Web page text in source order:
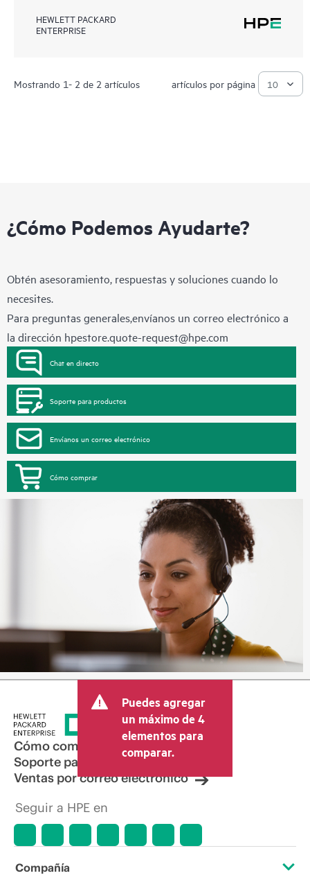
HEWLETT PACKARD
ENTERPRISE
Mostrando 1- 2 de 2 artículos artículos por página
¿Cómo Podemos Ayudarte?
Obtén asesoramiento, respuestas y soluciones cuando lo
necesites.
Para preguntas generales,envíanos un correo electrónico a
la dirección hpestore.quote-request@hpe.com
Chat en directo
Soporte para productos
Envíanos un correo electrónico
Cómo comprar
Puedes agregar
un máximo de 4
elementos para
comparar.
Cómo comprar
Soporte para productos
Ventas por correo electrónico
Seguir a HPE en
Compañía